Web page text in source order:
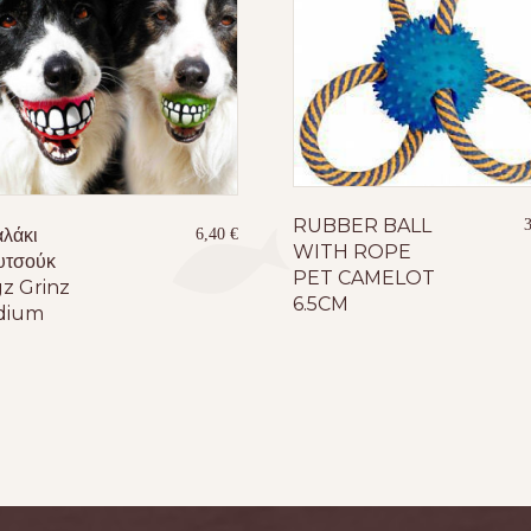
Grinz
6,40 €
RUBBER BALL
WITH ROPE
PET CAMELOT
6.5CM